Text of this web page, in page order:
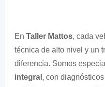
En Taller Mattos, cada
técnica de alto nivel y un
diferencia. Somos
integral , con